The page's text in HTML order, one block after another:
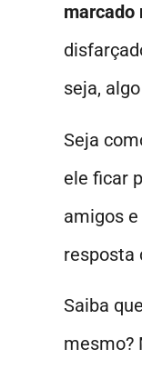
marcado
seja,
Seja
ele ficar
amigos
resposta
Saiba
mesmo?